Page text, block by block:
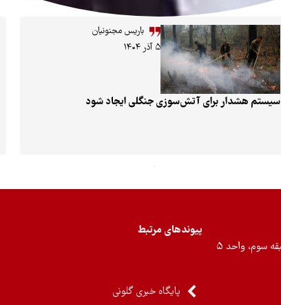
باریس مجنونیان
۵ آذر ۱۴۰۴
سیستم هشدار برای آتش‌سوزی جنگلی ایجاد شود
پیوندهای مرتبط
پایگاه خبری گلونی